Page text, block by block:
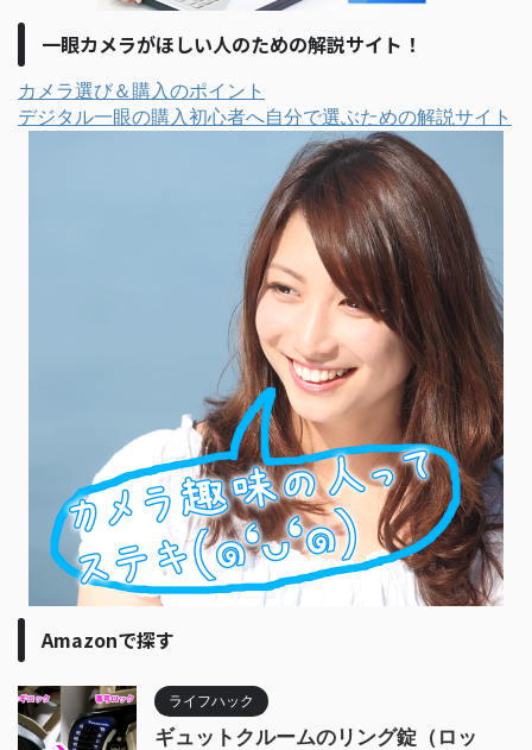
一眼カメラがほしい人のための解説サイト！
カメラ選び＆購入のポイント
デジタル一眼の購入初心者へ自分で選ぶための解説サイト
Amazonで探す
ライフハック
ギュットクルームのリング錠（ロッ